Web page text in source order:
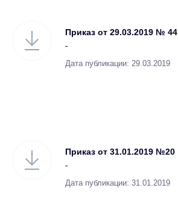
Приказ от 29.03.2019 № 44
-
Дата публикации: 29.03.2019
Приказ от 31.01.2019 №20
-
Дата публикации: 31.01.2019